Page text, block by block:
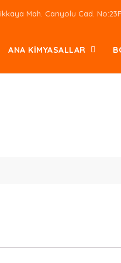
Mah. Canyolu Cad.
ANA KİMYASALLAR